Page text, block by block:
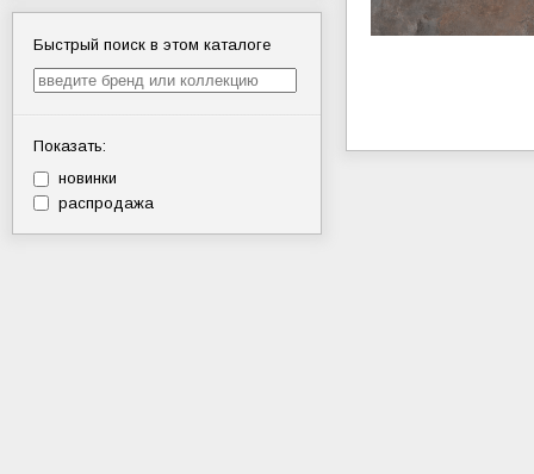
Быстрый поиск в этом каталоге
Показать:
новинки
распродажа